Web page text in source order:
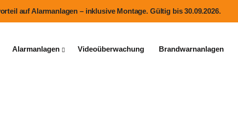
auf Alarmanlagen – inklusive Montage. Gültig bis 30.09.2026.
Alarmanlagen Videoüberwachung Brandwarnanlagen